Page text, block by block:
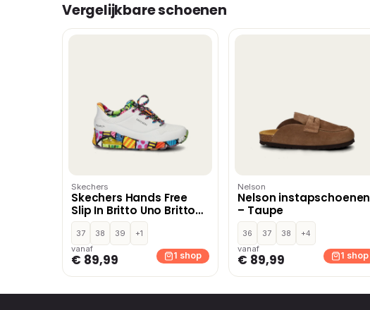
Vergelijkbare schoenen
Skechers
Skechers Hands Free
Slip In Britto Uno Britto
Landscape
instapschoenen – Wit
37 38 39
+1
vanaf
€ 89,99 1 shop
Nelson
Nelson instapschoenen
– Taupe
36 37 38
+4
vanaf
€ 89,99 1 shop